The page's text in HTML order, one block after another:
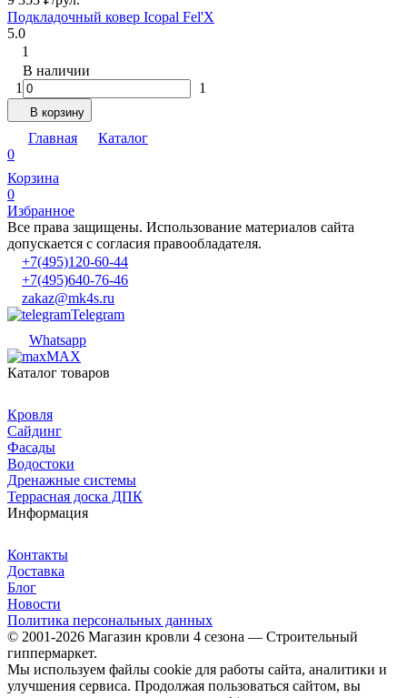
Подкладочный ковер Icopal Fel'X
5.0
1
В наличии
1
1
В корзину
Главная
Каталог
0
Корзина
0
Избранное
Все права защищены. Использование материалов сайта
допускается с согласия правообладателя.
+7(495)120-60-44
+7(495)640-76-46
zakaz@mk4s.ru
Telegram
Whatsapp
MAX
Каталог товаров
Кровля
Сайдинг
Фасады
Водостоки
Дренажные системы
Террасная доска ДПК
Информация
Контакты
Доставка
Блог
Новости
Политика персональных данных
© 2001-2026 Магазин кровли 4 сезона — Строительный
гиппермаркет.
Мы используем файлы cookie для работы сайта, аналитики и
улучшения сервиса. Продолжая пользоваться сайтом, вы